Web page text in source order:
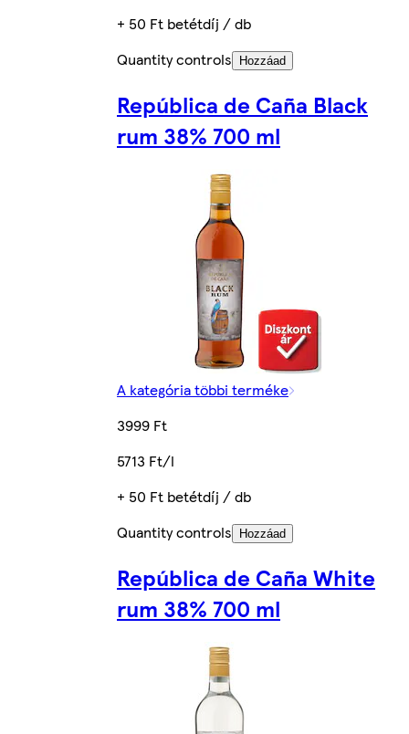
+ 50 Ft betétdíj / db
Quantity controls
Hozzáad
República de Caña Black
rum 38% 700 ml
A kategória többi terméke
3999 Ft
5713 Ft/l
+ 50 Ft betétdíj / db
Quantity controls
Hozzáad
República de Caña White
rum 38% 700 ml